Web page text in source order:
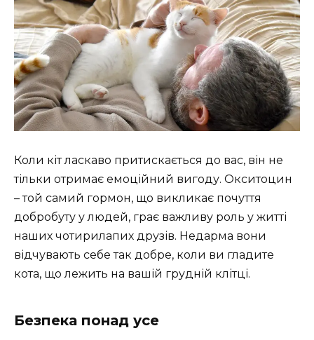
Коли кіт ласкаво притискається до вас, він не
тільки отримає емоційний вигоду. Окситоцин
– той самий гормон, що викликає почуття
добробуту у людей, грає важливу роль у житті
наших чотирилапих друзів. Недарма вони
відчувають себе так добре, коли ви гладите
кота, що лежить на вашій грудній клітці.
Безпека понад усе